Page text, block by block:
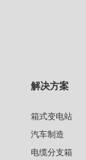
解决方案
箱式变电站
汽车制造
电缆分支箱